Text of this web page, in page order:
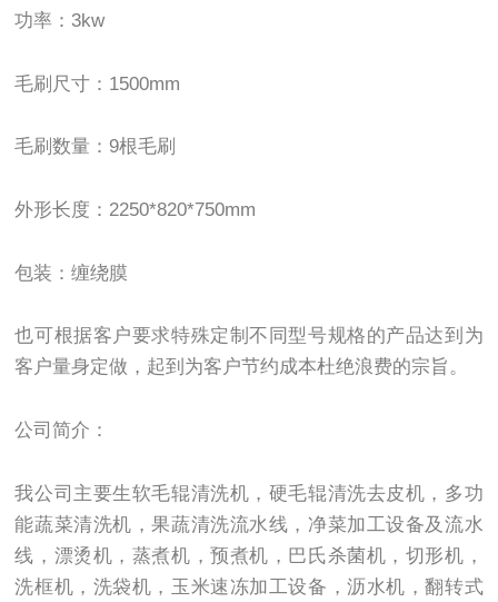
功率：3kw
毛刷尺寸：1500mm
毛刷数量：9根毛刷
外形长度：2250*820*750mm
包装：缠绕膜
也可根据客户要求特殊定制不同型号规格的产品达到为
客户量身定做，起到为客户节约成本杜绝浪费的宗旨。
公司简介：
我公司主要生软毛辊清洗机，硬毛辊清洗去皮机，多功
能蔬菜清洗机，果蔬清洗流水线，净菜加工设备及流水
线，漂烫机，蒸煮机，预煮机，巴氏杀菌机，切形机，
洗框机，洗袋机，玉米速冻加工设备，沥水机，翻转式